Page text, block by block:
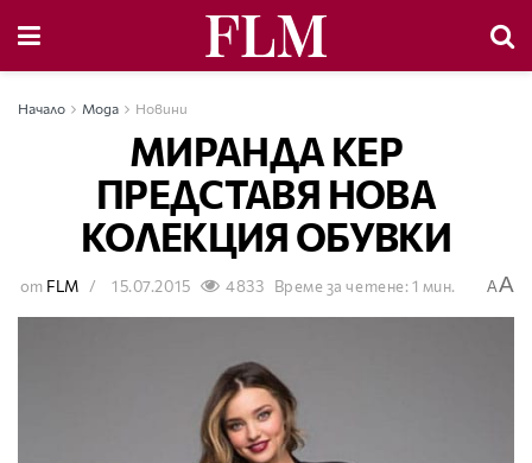
Начало Мода Новини
МИРАНДА КЕР
ПРЕДСТАВЯ НОВА
КОЛЕКЦИЯ ОБУВКИ
от FLM 15.07.2015 4833 Време за четене: 1 мин. AA